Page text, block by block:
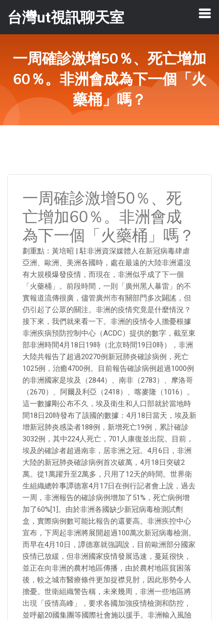
台灣ut視訊聊天室
一周確診激增50％、死亡增加
60％。非洲會成為下一個「火
藥桶」嗎？
一周確診激增50％、死
亡增加60％。非洲會成
為下一個「火藥桶」嗎？
劃重點：黃培昭 | 駐非洲資深媒體人在新冠病毒肆虐
亞洲、歐洲、美洲各國時，處在最遠的大陸非洲還沒
有大規模爆發疫情，而現在，非洲似乎成了下一個
「火藥桶」。前段時間，一則「廣州黑人暴雷」的不
實報道流傳很廣，儘管廣州市有關部門多次闢謠，但
仍引起了公眾的關注。非洲的疫情究竟是什麼情況？
接下來，我們就來看一下。非洲的疫情令人擔憂根據
非洲疾病預防控制中心（ACDC）提供的數字，截至東
部非洲時間4月18日19時（北京時間19日0時），非洲
大陸共報告了超過20270例新冠肺炎確診病例，死亡
1025例，治癒4700例。目前報告確診病例超過1000例
的非洲國家是埃及（2844）、南非（2783）、摩洛哥
（2670）、阿爾及利亞（2418）、喀麥隆（1016）。
這一數據剛公布不久，埃及衛生和人口部就於當地時
間18日20時發布了該國的數據：4月18日當天，埃及新
增新冠肺炎感染者188例，新增死亡19例，累計確診
3032例，其中224人死亡，701人康復並出院。目前，
埃及的確診者超過南非，居非洲之冠。4月6日，非洲
大陸的新冠肺炎確診病例首次破萬，4月18日突破2
萬。從1萬躍升至2萬多，只用了12天的時間。世界衛
生組織總幹事譚德塞4月17日在例行記者會上說，過去
一周，非洲報告的確診病例增加了51%，死亡病例增
加了60%[1]。由於非洲各國缺少新冠病毒檢測試劑
盒，實際病例數可能比報告的還要高。非洲疾控中心
宣布，下周起非洲將展開超過100萬次新冠病毒檢測。
而早在4月10日，譚德塞就強調說，目前歐洲部分國家
疫情已放緩，但非洲國家疫情發展迅速，蔓延很快，
並正在向非洲的農村地區傳播，由於農村地區貧困落
後，較之城市醫療條件更加捉襟見肘，因此形勢令人
擔憂。世衛組織警告稱，未來幾周，非洲一些地區將
出現「疫情高峰」，要求各國加強疫情檢測和防控，
並呼籲20國集團等國際社會施以援手。非洲輸入風險